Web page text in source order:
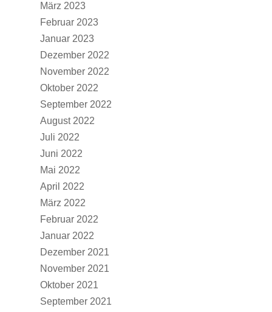
März 2023
Februar 2023
Januar 2023
Dezember 2022
November 2022
Oktober 2022
September 2022
August 2022
Juli 2022
Juni 2022
Mai 2022
April 2022
März 2022
Februar 2022
Januar 2022
Dezember 2021
November 2021
Oktober 2021
September 2021